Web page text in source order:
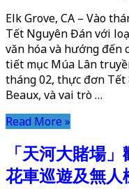
Elk Grove, CA – Vào
Tết Nguyên Đán với
văn hóa và hướng đến
tiết mục Múa Lân
tháng 02, thực đơn
Beaux, và vai trò …
Read More »
「天河大賭場
花車巡遊及無人